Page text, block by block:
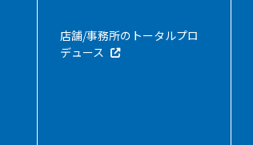
店舗/事務所のトータルプロ
デュース